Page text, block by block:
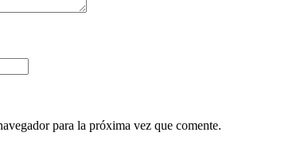
para la próxima vez que comente.